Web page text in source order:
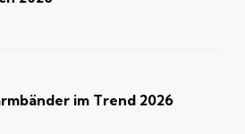
im Trend 2026